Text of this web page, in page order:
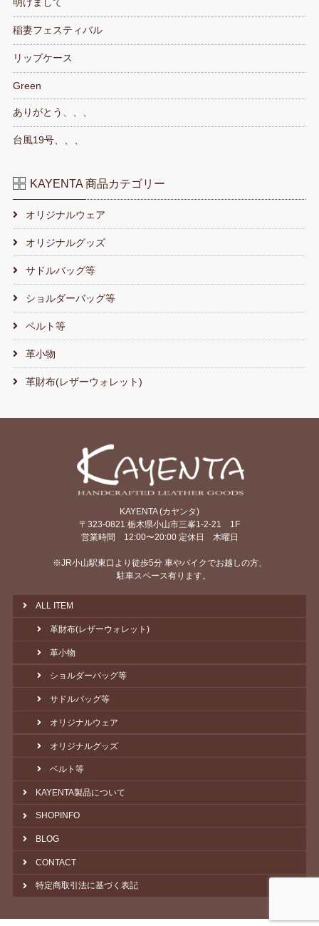
稲妻フェスティバル
リップケース
Green
ありがとう、、、
台風19号、、、
KAYENTA 商品カテゴリー
オリジナルウェア
オリジナルグッズ
サドルバッグ等
ショルダーバッグ等
ベルト等
革小物
革財布(レザーウォレット)
KAYENTA (カヤンタ)
〒323-0821 栃木県小山市三峯1-2-21 1F
営業時間 12:00〜20:00 定休日 木曜日
※JR小山駅東口より徒歩5分 車やバイクでお越しの方、
駐車スペース有ります。
ALL ITEM
革財布(レザーウォレット)
革小物
ショルダーバッグ等
サドルバッグ等
オリジナルウェア
オリジナルグッズ
ベルト等
KAYENTA製品について
SHOPINFO
BLOG
CONTACT
特定商取引法に基づく表記